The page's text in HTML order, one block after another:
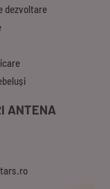
dezvoltare
ANTENA